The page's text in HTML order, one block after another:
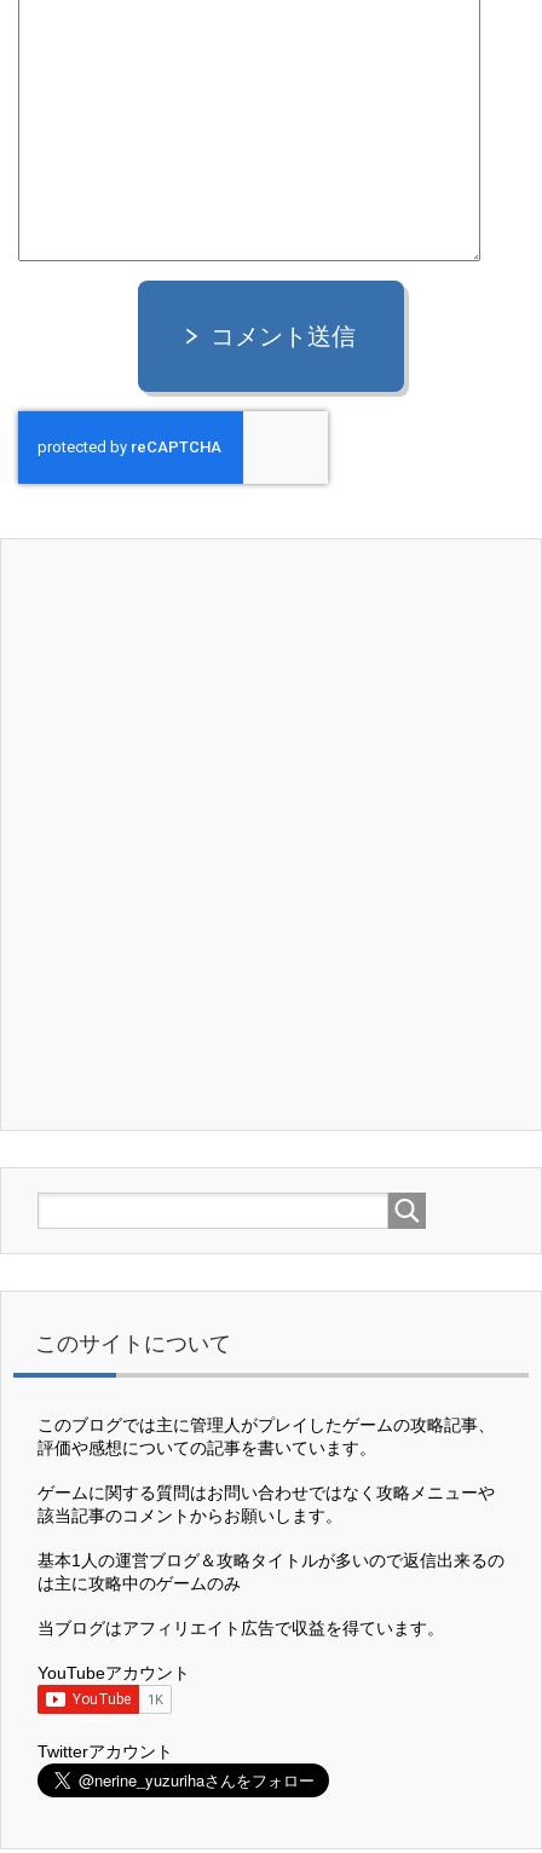
コメント送信
このサイトについて
このブログでは主に管理人がプレイしたゲームの攻略記事、
評価や感想についての記事を書いています。
ゲームに関する質問はお問い合わせではなく攻略メニューや
該当記事のコメントからお願いします。
基本1人の運営ブログ＆攻略タイトルが多いので返信出来るの
は主に攻略中のゲームのみ
当ブログはアフィリエイト広告で収益を得ています。
YouTubeアカウント
Twitterアカウント